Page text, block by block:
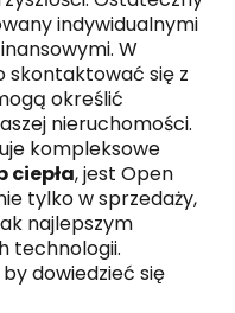
indywidualnymi
W
skontaktować się z
określić
nieruchomości.
kompleksowe
ciepła, jest Open
tylko w sprzedaży,
najlepszym
technologii.
by dowiedzieć się